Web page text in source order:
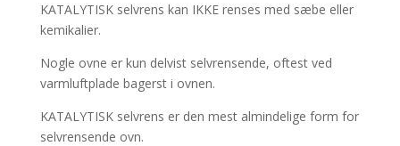
KATALYTISK selvrens kan IKKE renses med sæbe eller
kemikalier.
Nogle ovne er kun delvist selvrensende, oftest ved
varmluftplade bagerst i ovnen.
KATALYTISK selvrens er den mest almindelige form for
selvrensende ovn.